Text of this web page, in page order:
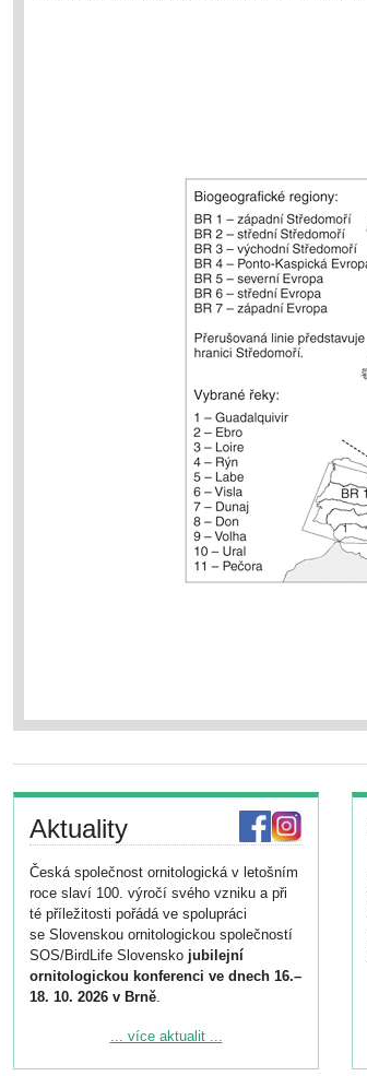
Aktuality
Česká společnost ornitologická v letošním
roce slaví 100. výročí svého vzniku a při
té příležitosti pořádá ve spolupráci
se Slovenskou ornitologickou společností
SOS/BirdLife Slovensko jubilejní
ornitologickou konferenci ve dnech 16.–
18. 10. 2026 v Brně.
Podrobnější informace ke konferenci
... více aktualit ...